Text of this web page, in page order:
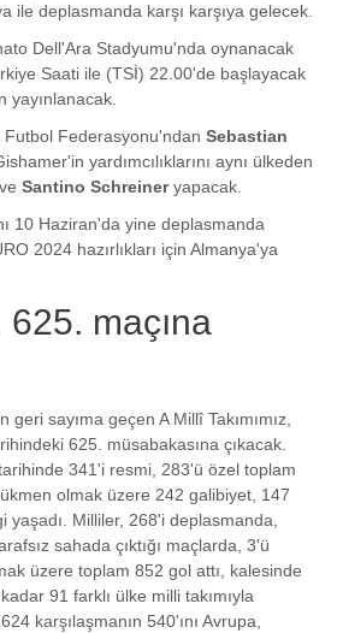
ile deplasmanda karşı karşıya gelecek.
Dell'Ara Stadyumu'nda oynanacak
Saati ile (TSİ) 22.00'de başlayacak
yayınlanacak.
Futbol Federasyonu'ndan Sebastian
yardımcılıklarını aynı ülkeden
ve Santino Schreineryapacak.
10 Haziran'da yine deplasmanda
2024 hazırlıkları için Almanya'ya
maçına
geri sayıma geçen A Millî Takımımız,
625. müsabakasına çıkacak.
tarihinde 341'i resmi, 283'ü özel toplam
olmak üzere 242 galibiyet, 147
yaşadı. Milliler, 268'i deplasmanda,
sahada çıktığı maçlarda, 3'ü
üzere toplam 852 gol attı, kalesinde
91 farklı ülke milli takımıyla
karşılaşmanın 540'ını Avrupa,